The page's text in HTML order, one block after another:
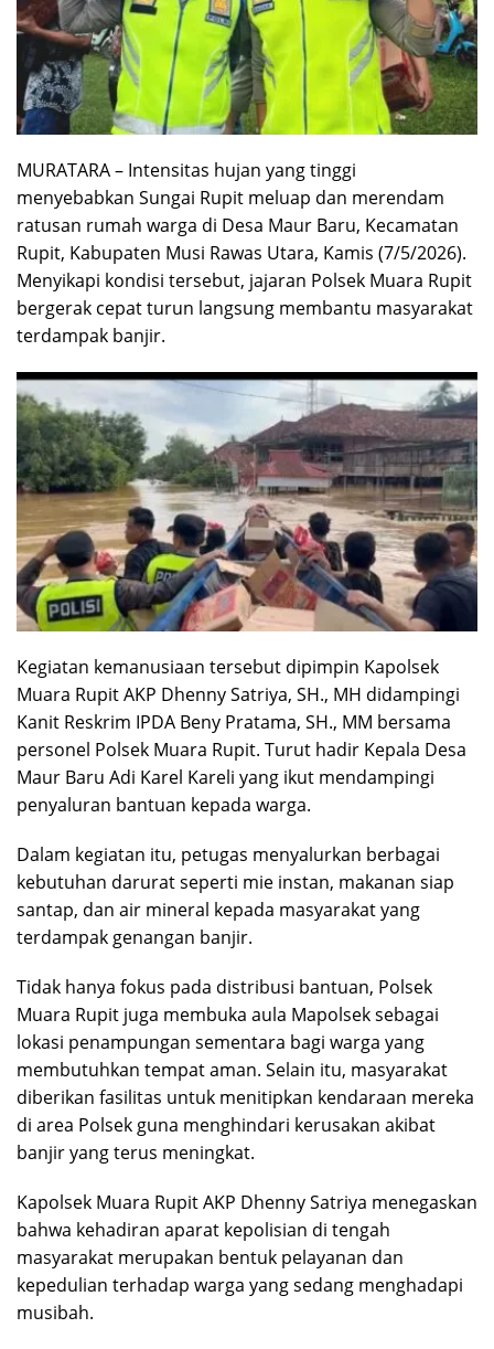
MURATARA – Intensitas hujan yang tinggi
menyebabkan Sungai Rupit meluap dan merendam
ratusan rumah warga di Desa Maur Baru, Kecamatan
Rupit, Kabupaten Musi Rawas Utara, Kamis (7/5/2026).
Menyikapi kondisi tersebut, jajaran Polsek Muara Rupit
bergerak cepat turun langsung membantu masyarakat
terdampak banjir.
Kegiatan kemanusiaan tersebut dipimpin Kapolsek
Muara Rupit AKP Dhenny Satriya, SH., MH didampingi
Kanit Reskrim IPDA Beny Pratama, SH., MM bersama
personel Polsek Muara Rupit. Turut hadir Kepala Desa
Maur Baru Adi Karel Kareli yang ikut mendampingi
penyaluran bantuan kepada warga.
Dalam kegiatan itu, petugas menyalurkan berbagai
kebutuhan darurat seperti mie instan, makanan siap
santap, dan air mineral kepada masyarakat yang
terdampak genangan banjir.
Tidak hanya fokus pada distribusi bantuan, Polsek
Muara Rupit juga membuka aula Mapolsek sebagai
lokasi penampungan sementara bagi warga yang
membutuhkan tempat aman. Selain itu, masyarakat
diberikan fasilitas untuk menitipkan kendaraan mereka
di area Polsek guna menghindari kerusakan akibat
banjir yang terus meningkat.
Kapolsek Muara Rupit AKP Dhenny Satriya menegaskan
bahwa kehadiran aparat kepolisian di tengah
masyarakat merupakan bentuk pelayanan dan
kepedulian terhadap warga yang sedang menghadapi
musibah.